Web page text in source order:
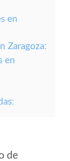
en
Zaragoza:
en
de